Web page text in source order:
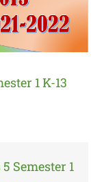
1 K-13
Semester 1